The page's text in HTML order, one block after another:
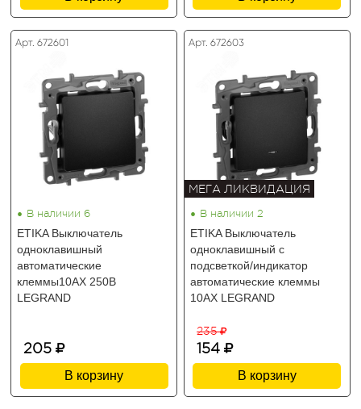
Арт. 672601
• В наличии 6
ETIKA Выключатель
одноклавишный
автоматические
клеммы10АХ 250В
LEGRAND
205
В корзину
Арт. 672603
МЕГА ЛИКВИДАЦИЯ
• В наличии 2
ETIKA Выключатель
одноклавишный с
подсветкой/индикатор
автоматические клеммы
10АХ LEGRAND
235
154
В корзину